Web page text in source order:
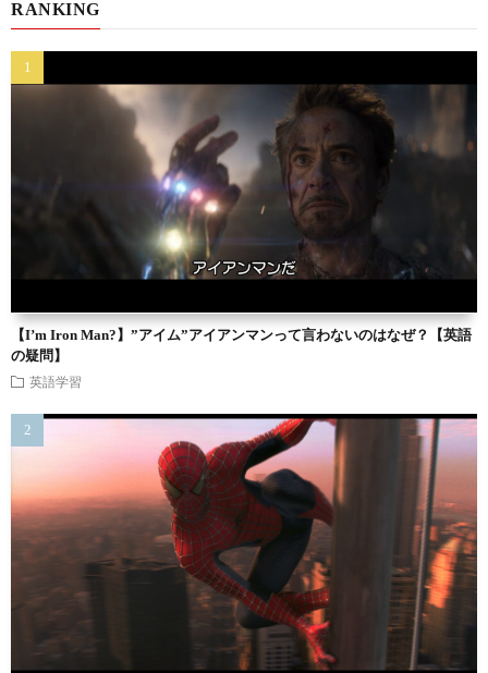
RANKING
【I’m Iron Man?】”アイム”アイアンマンって言わないのはなぜ？【英語
の疑問】
英語学習